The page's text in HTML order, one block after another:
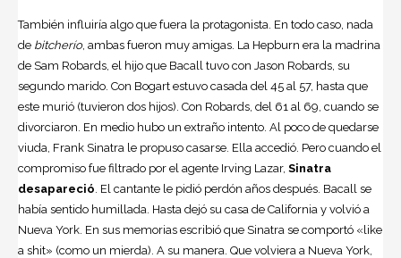
También influiría algo que fuera la protagonista. En todo caso, nada
de bitcherío, ambas fueron muy amigas. La Hepburn era la madrina
de Sam Robards, el hijo que Bacall tuvo con Jason Robards, su
segundo marido. Con Bogart estuvo casada del 45 al 57, hasta que
este murió (tuvieron dos hijos). Con Robards, del 61 al 69, cuando se
divorciaron. En medio hubo un extraño intento. Al poco de quedarse
viuda, Frank Sinatra le propuso casarse. Ella accedió. Pero cuando el
compromiso fue filtrado por el agente Irving Lazar, Sinatra
desapareció . El cantante le pidió perdón años después. Bacall se
había sentido humillada. Hasta dejó su casa de California y volvió a
Nueva York. En sus memorias escribió que Sinatra se comportó «like
a shit» (como un mierda). A su manera. Que volviera a Nueva York,